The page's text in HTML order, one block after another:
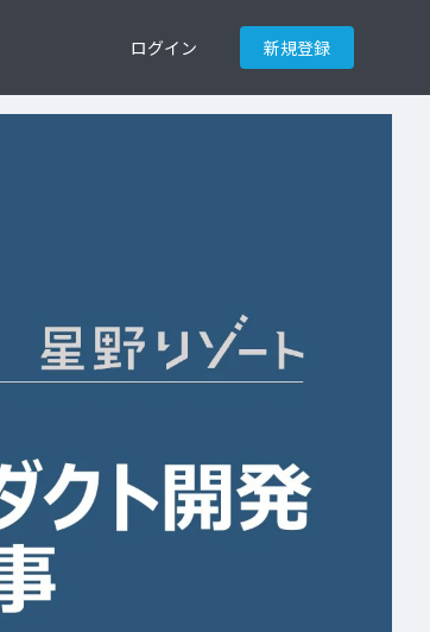
ログイン 新規登録